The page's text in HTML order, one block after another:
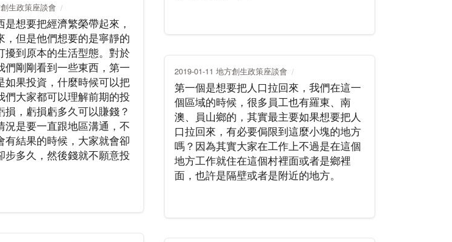
生政策座談會
是想要把經濟繁榮帶起來，
，但是他們想要的是寧靜的
擾到原本的生活型態。對於
們剛剛看到一些東西，第一
如果投資，什麼時候可以把
們大家都可以理解前期的投
損，虧損虧多久可以賺錢？
況是要一直跟地區溝通，不
有結果的時候，大家就會卻
步多久，然後錢就不願意投
2019-01-11 地方創生政策座談會
第一個是想要把人口拉回來，我們在這一
個區域的時候，很多員工也有羅東、南
澳、員山鄉的，其實最主要如果想要把人
口拉回來，有必要侷限到這麼小塊的地方
嗎？因為其實大家在工作上不過是在這個
地方工作就住在這個村裡面或者是鄉裡
面，也許是隔壁或者是附近的地方。